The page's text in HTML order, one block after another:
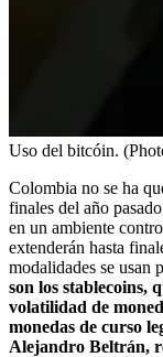
Uso del bitcóin.
Colombia no se ha
finales del año
en un ambiente
extenderán hasta
modalidades se usan
son los stablecoins,
volatilidad de
monedas de curso
Alejandro Beltrán,